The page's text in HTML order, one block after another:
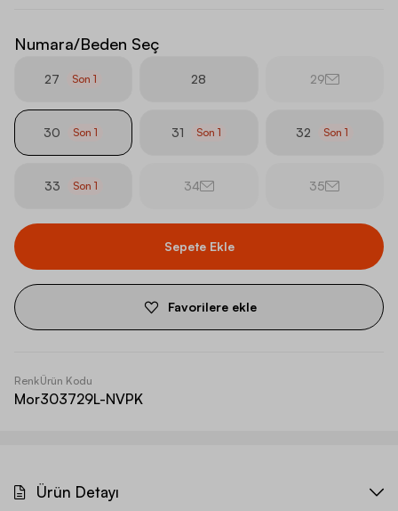
Numara/Beden Seç
27 Son1 28 29
30 Son1 31 Son 1 32 Son 1
33 Son 1 34 35
Sepete Ekle
Favorilere ekle
Renk
Mor
Ürün Kodu
303729L-NVPK
Ürün Detayı